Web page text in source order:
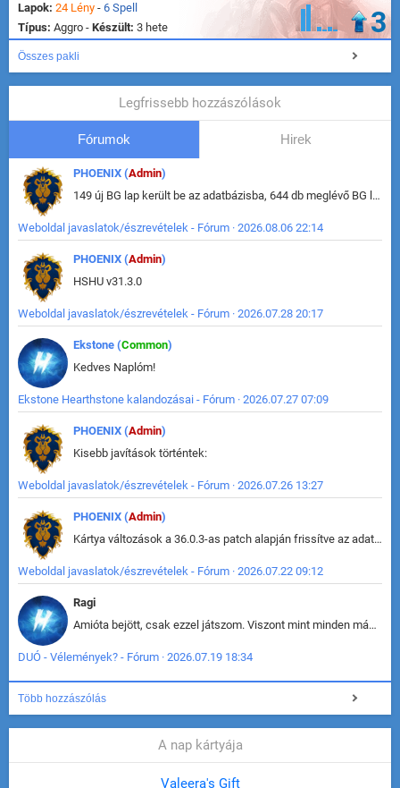
Lapok: 24 Lény - 6 Spell
Típus: Aggro - Készült: 3 hete 3
Összes pakli
Legfrissebb hozzászólások
Fórumok Hirek
PHOENIX (Admin)
149 új BG lap került be az adatbázisba, 644 db meglévő BG lap módosult, bekerültek az új képek a megváltozott lapokhoz is.
Weboldal javaslatok/észrevételek - Fórum · 2026.08.06 22:14
PHOENIX (Admin)
HSHU v31.3.0
Weboldal javaslatok/észrevételek - Fórum · 2026.07.28 20:17
Ekstone (Common)
Kedves Naplóm!
Ekstone Hearthstone kalandozásai - Fórum · 2026.07.27 07:09
PHOENIX (Admin)
Kisebb javítások történtek:
Weboldal javaslatok/észrevételek - Fórum · 2026.07.26 13:27
PHOENIX (Admin)
Kártya változások a 36.0.3-as patch alapján frissítve az adatbázisban (képek is cserélve).
Weboldal javaslatok/észrevételek - Fórum · 2026.07.22 09:12
Ragi
Amióta bejött, csak ezzel játszom. Viszont mint minden más - akár az alapjáték is, ez is baromira összetett lett. Néha már pár kör után is esélytelen az egész. Vagy irreállisan túltápol valaki, vagy lelép a partner, vagy csak hülye mint a segg. És amikor eljönne az én időm, na akkor jön el mindenki másé is. Engem jobban érdekelne, hogy ki milyen ratingen szokott játszani. Na ez lenne egy érdekes adat.
DUÓ - Vélemények? - Fórum · 2026.07.19 18:34
Több hozzászólás
A nap kártyája
Valeera's Gift